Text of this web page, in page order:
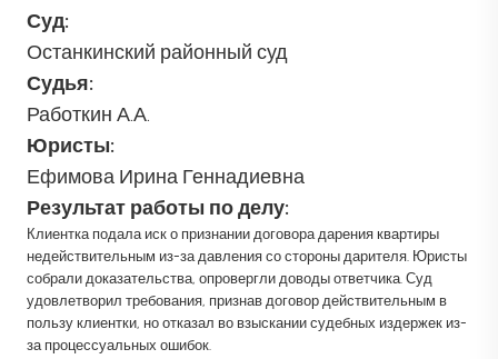
Суд:
Останкинский районный суд
Судья:
Работкин А.А.
Юристы:
Ефимова Ирина Геннадиевна
Результат работы по делу:
Клиентка подала иск о признании договора дарения квартиры
недействительным из-за давления со стороны дарителя. Юристы
собрали доказательства, опровергли доводы ответчика. Суд
удовлетворил требования, признав договор действительным в
пользу клиентки, но отказал во взыскании судебных издержек из-
за процессуальных ошибок.